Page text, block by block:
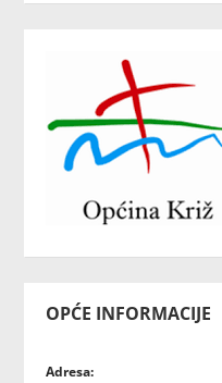
OPĆE INFORMACIJE
Adresa: